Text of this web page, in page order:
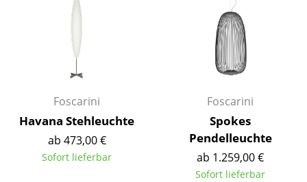
Büroutensilien
Aufbewahrungsboxen
Decken
Kissen
Teppiche
Foscarini
Havana Stehleuchte
ab 473,00 €
Sofort lieferbar
Foscarini
Spokes
Pendelleuchte
ab 1.259,00 €
Sofort lieferbar